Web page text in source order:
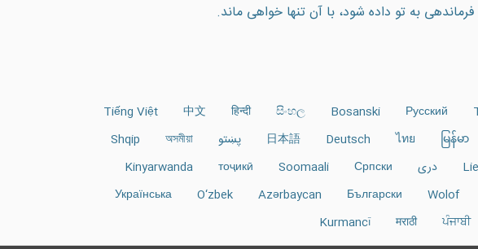
به تو داده شود، با آن تنها خواهی ماند.
Русский
Bosanski
සිංහල
हिन्दी
中文
Tiếng Việt
မြန်မာ
ไทย
Deutsch
日本語 پښتو অসমীয়া
Shqip
دری Српски
Soomaali
тоҷикӣ
Kinyarwanda
Wolof
Български
Azərbaycan
O‘zbek
Українська
ਪੰਜਾਬੀ
मराठी
Kurmancî